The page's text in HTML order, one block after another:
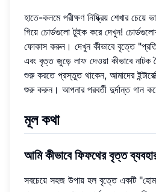
হাতে-কলমে পরীক্ষণ নিষ্ক্রিয় শেখার
গিয়ে চোর্ডগুলো টুইক করে দেখুন!
ফোকাস করুন। দেখুন কীভাবে বৃত্তে
এবং বৃত্ত জুড়ে লাফ দেওয়া কীভাবে
শুরু করতেপ্রস্তুত থাকেন, আমাদের
শুরু করুন। আপনার পরবর্তী দুর্দান্ত গান
মূল কথা
আমি কীভাবে ফিফথের বৃত্ত
সবচেয়ে সহজ উপায় হল বৃত্তে একটি